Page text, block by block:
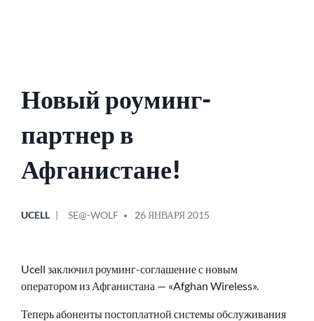
Новый роуминг-
партнер в
Афганистане!
В
UCELL
ОТ
SE@-WOLF 26 ЯНВАРЯ 2015
Ucell заключил роуминг-соглашение с новым
оператором из Афганистана — «Afghan Wireless».
Теперь абоненты постоплатной системы обслуживания